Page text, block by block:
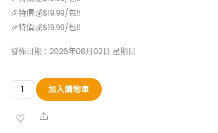
🎉特價:💰$19.99/包‼
🎉特價:💰$19.99/包‼
發佈日期：2026年08月02日 星期日
級
乾
加入購物車
Share